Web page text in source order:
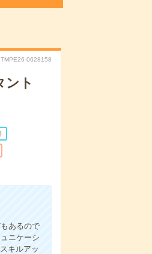
0628158
ント
あるので
ニケーシ
キルアッ